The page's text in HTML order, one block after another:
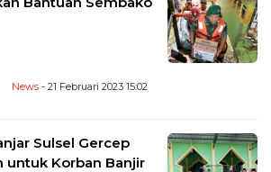
News - 21 Februari 2023 15:02
Sulsel Gercep
untuk Korban Banjir